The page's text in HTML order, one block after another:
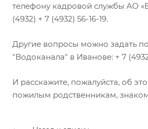
телефону кадровой службы АО
(4932) + 7 (4932) 56-16-19.
Другие вопросы можно задать
"Водоканала" в Иванове: + 7
И расскажите, пожалуйста, об
пожилым родственникам,